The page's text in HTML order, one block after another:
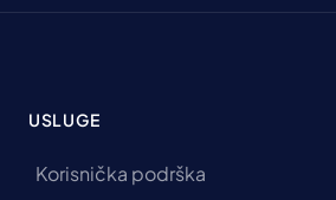
USLUGE
Korisnička podrška